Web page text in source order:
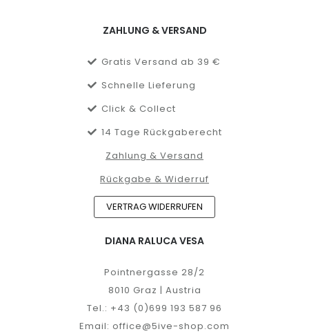
ZAHLUNG & VERSAND
Gratis Versand ab 39 €
Schnelle Lieferung
Click & Collect
14 Tage Rückgaberecht
Zahlung & Versand
Rückgabe & Widerruf
VERTRAG WIDERRUFEN
DIANA RALUCA VESA
Pointnergasse 28/2
8010 Graz | Austria
Tel.: +43 (0)699 193 587 96
Email: office@5ive-shop.com